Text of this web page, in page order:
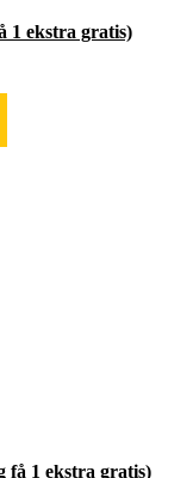
1 ekstra gratis)
få 1 ekstra gratis)